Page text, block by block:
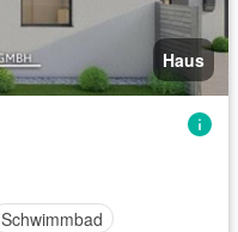
Haus
Schwimmbad